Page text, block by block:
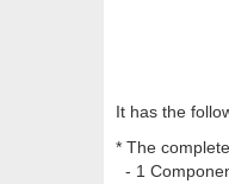
It has the
* The
- 1